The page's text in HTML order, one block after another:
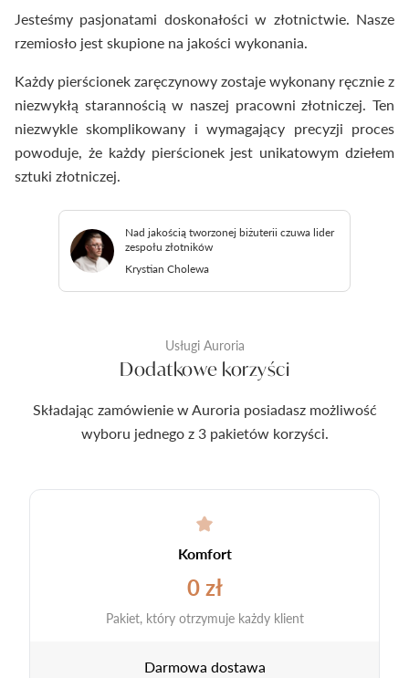
Jesteśmy pasjonatami doskonałości w złotnictwie. Nasze
rzemiosło jest skupione na jakości wykonania.
Każdy pierścionek zaręczynowy zostaje wykonany ręcznie z
niezwykłą starannością w naszej pracowni złotniczej. Ten
niezwykle skomplikowany i wymagający precyzji proces
powoduje, że każdy pierścionek jest unikatowym dziełem
sztuki złotniczej.
Nad jakością tworzonej biżuterii czuwa lider
zespołu złotników
Krystian Cholewa
Usługi Auroria
Dodatkowe korzyści
Składając zamówienie w Auroria posiadasz możliwość
wyboru jednego z 3 pakietów korzyści.
Komfort
0 zł
Pakiet, który otrzymuje każdy klient
Darmowa dostawa